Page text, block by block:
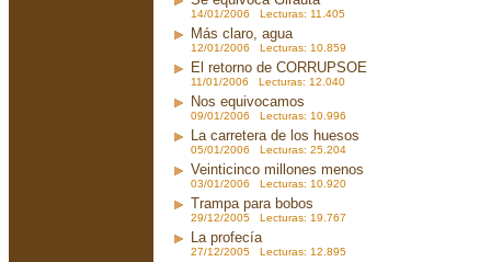
14/01/2006 Lecturas: 11.405
Más claro, agua
12/01/2006 Lecturas: 10.859
El retorno de CORRUPSOE
11/01/2006 Lecturas: 12.040
Nos equivocamos
09/01/2006 Lecturas: 10.996
La carretera de los huesos
05/01/2006 Lecturas: 25.204
Veinticinco millones menos
03/01/2006 Lecturas: 10.920
Trampa para bobos
29/12/2005 Lecturas: 19.767
La profecía
27/12/2005 Lecturas: 12.895